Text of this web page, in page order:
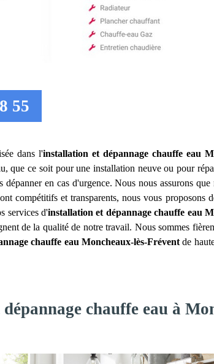
55
dans l'installation et dépannage chauffe eau
que ce soit pour une installation neuve ou pour
en cas d'urgence. Nous nous assurons
compétitifs et transparents, nous vous proposons
services d'installation et dépannage chauffe eau
de la qualité de notre travail. Nous sommes
chauffe eau Moncheaux-lès-Fréventde
chauffe eau à